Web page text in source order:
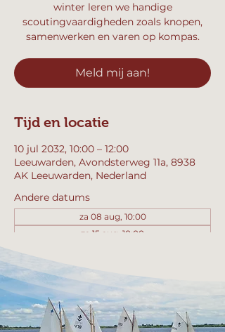
winter leren we handige
scoutingvaardigheden zoals knopen,
samenwerken en varen op kompas.
Meld mij aan!
Tijd en locatie
10 jul 2032, 10:00 – 12:00
Leeuwarden, Avondsterweg 11a, 8938
AK Leeuwarden, Nederland
Andere datums
za 08 aug, 10:00
za 15 aug, 10:00
Bekijk alle 358 datums
Meld mij aan!